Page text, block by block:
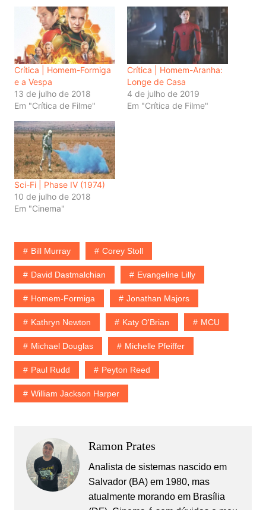
Crítica | Homem-Formiga
e a Vespa
13 de julho de 2018
Em "Crítica de Filme"
Crítica | Homem-Aranha:
Longe de Casa
4 de julho de 2019
Em "Crítica de Filme"
Sci-Fi | Phase IV (1974)
10 de julho de 2018
Em "Cinema"
Bill Murray Corey Stoll
David Dastmalchian Evangeline Lilly
Homem-Formiga Jonathan Majors
Kathryn Newton Katy O'Brian MCU
Michael Douglas Michelle Pfeiffer
Paul Rudd Peyton Reed
William Jackson Harper
Ramon Prates
Analista de sistemas nascido em
Salvador (BA) em 1980, mas
atualmente morando em Brasília